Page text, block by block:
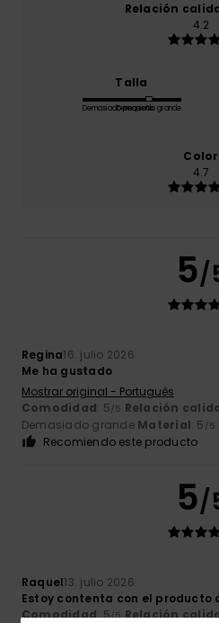
Relación
4.2
Talla
Demasiado pequeño
Demasiado grande
Color
4.7
5/
Regina16. julio 2026
Me ha gustado
Mostrar original - Português
Comodidad: 5/5 Relación
Demasiado grande Material: 5 /5
Recomiendo este producto
5/
Raquel13. julio 2026
Estoy contenta con el producto
Comodidad: 5/5 Relación